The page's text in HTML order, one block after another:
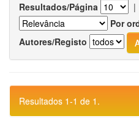
Resultados/Página |
Por
Autores/Registo
Resultados 1-1 de 1.